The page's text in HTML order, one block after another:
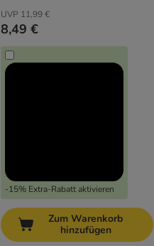
UVP 11,99 €
8,49 €
-15% Extra-Rabatt aktivieren
Zum Warenkorb
hinzufügen